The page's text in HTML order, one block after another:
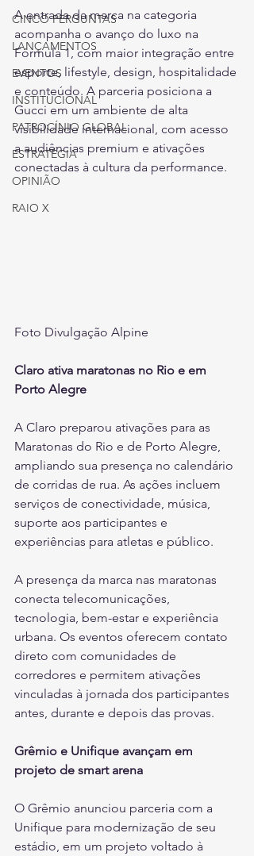
CINCO PERGUNTAS
LANÇAMENTOS
EVENTOS
INSTITUCIONAL
PATROCÍNIO GLOBAL
ESTRATÉGIA
OPINIÃO
RAIO X
A entrada da marca na categoria
acompanha o avanço do luxo na
Fórmula 1, com maior integração entre
esporte, lifestyle, design, hospitalidade
e conteúdo. A parceria posiciona a
Gucci em um ambiente de alta
visibilidade internacional, com acesso
a audiências premium e ativações
conectadas à cultura da performance.
Foto Divulgação Alpine
Claro ativa maratonas no Rio e em
Porto Alegre
A Claro preparou ativações para as
Maratonas do Rio e de Porto Alegre,
ampliando sua presença no calendário
de corridas de rua. As ações incluem
serviços de conectividade, música,
suporte aos participantes e
experiências para atletas e público.
A presença da marca nas maratonas
conecta telecomunicações,
tecnologia, bem-estar e experiência
urbana. Os eventos oferecem contato
direto com comunidades de
corredores e permitem ativações
vinculadas à jornada dos participantes
antes, durante e depois das provas.
Grêmio e Unifique avançam em
projeto de smart arena
O Grêmio anunciou parceria com a
Unifique para modernização de seu
estádio, em um projeto voltado à